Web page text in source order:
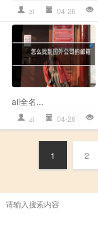
zl 04-26
ail全名...
zl 04-26
1 2